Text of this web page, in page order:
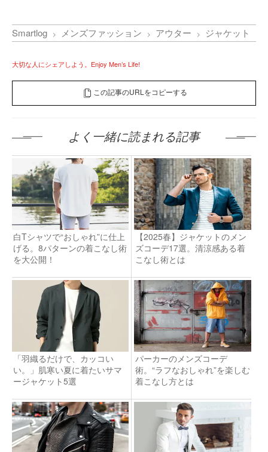
Smartlog メンズファッション アウター ジャケット
大切な人にシェアしよう。Enjoy Men’s Life!
この記事のURLをコピーする
よく一緒に読まれる記事
白Tシャツで“おしゃれ”に仕上
げる。8パターンの着こなし術
を大公開！
【2025春】ジャケットのメン
ズコーデ17選。清涼感ある着
こなし術とは
「羽織るだけで、カッコい
い。」肌寒い夏に着たいサマ
ージャケット5選
パーカーのメンズコーデ
術。“ラフなおしゃれ”を楽しむ
着こなし方とは